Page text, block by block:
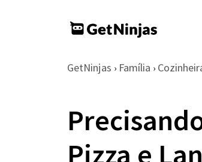
GetNinjas › Família ›
Pizza e